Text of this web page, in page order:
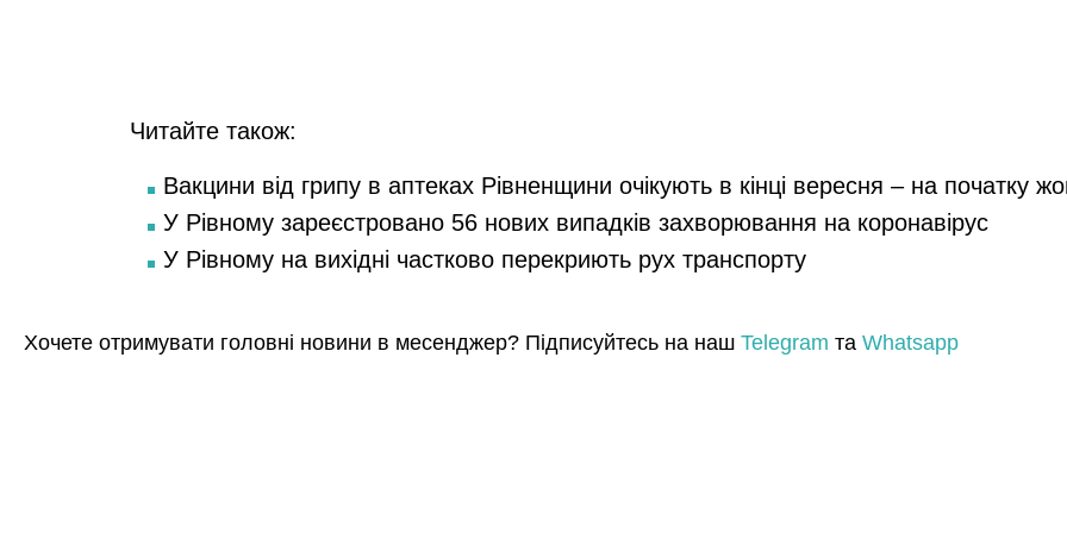
Читайте також:
Вакцини від грипу в аптеках Рівненщини очікують в кінці вересня – на початку
У Рівному зареєстровано 56 нових випадків захворювання на коронавірус
У Рівному на вихідні частково перекриють рух транспорту
Хочете отримувати головні новини в месенджер? Підписуйтесь на наш Telegram та Whatsapp